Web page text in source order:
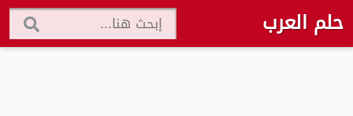
حلم العرب